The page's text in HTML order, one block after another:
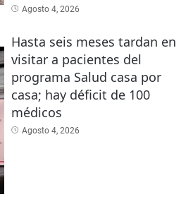
Agosto 4, 2026
Hasta seis meses tardan en
visitar a pacientes del
programa Salud casa por
casa; hay déficit de 100
médicos
Agosto 4, 2026